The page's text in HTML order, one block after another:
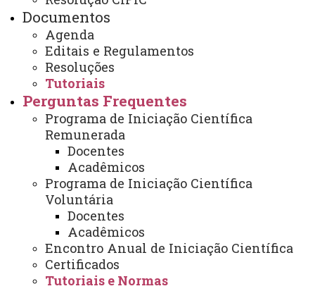
Documentos
Agenda
Editais e Regulamentos
Resoluções
Tutoriais
Perguntas Frequentes
Programa de Iniciação Científica
Remunerada
Docentes
Acadêmicos
Programa de Iniciação Científica
Voluntária
Docentes
Acadêmicos
Encontro Anual de Iniciação Científica
Certificados
Tutoriais e Normas
DOCENTES
ACADÊMICOS
ATUALIZAÇÃO MAIS RECENTE: 16 DE SETEMBRO DE
2025
ACESSOS: 1846
Você está aqui:Unioeste
Iniciação Científica, Tecnológica e Inovação
Perguntas Frequentes